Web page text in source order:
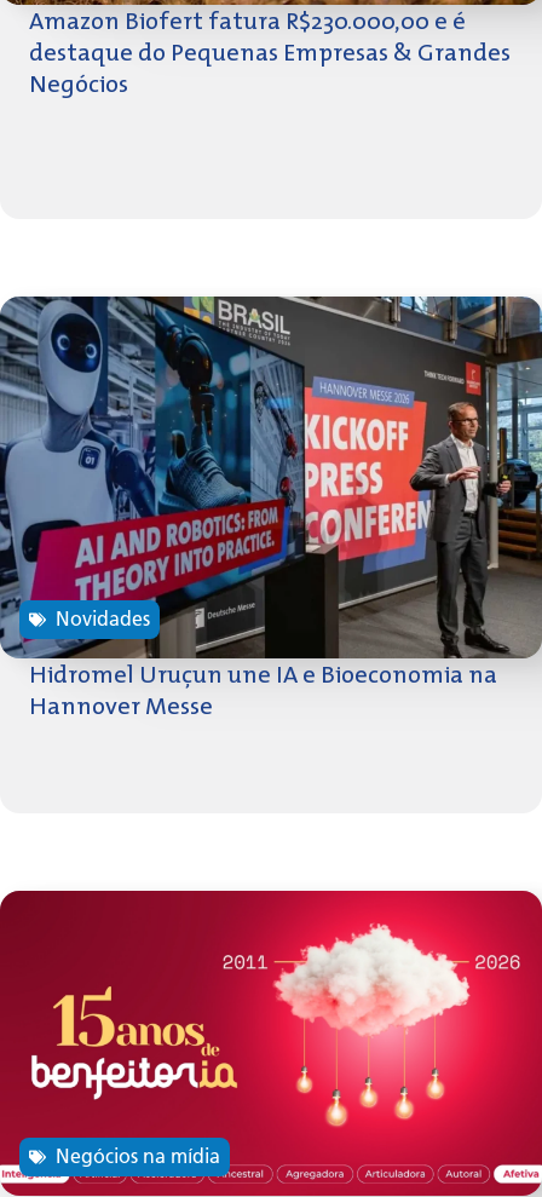
Amazon Biofert fatura R$230.000,00 e é
destaque do Pequenas Empresas & Grandes
Negócios
Novidades
Hidromel Uruçun une IA e Bioeconomia na
Hannover Messe
Negócios na mídia